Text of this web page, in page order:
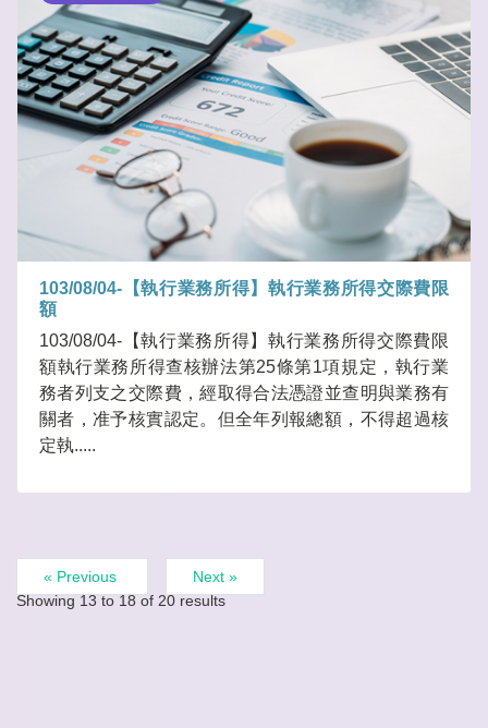
103/08/04-【執行業務所得】執行業務所得交際費限
額
103/08/04-【執行業務所得】執行業務所得交際費限
額執行業務所得查核辦法第25條第1項規定，執行業
務者列支之交際費，經取得合法憑證並查明與業務有
關者，准予核實認定。但全年列報總額，不得超過核
定執.....
« Previous
Next »
Showing 13 to 18 of 20 results